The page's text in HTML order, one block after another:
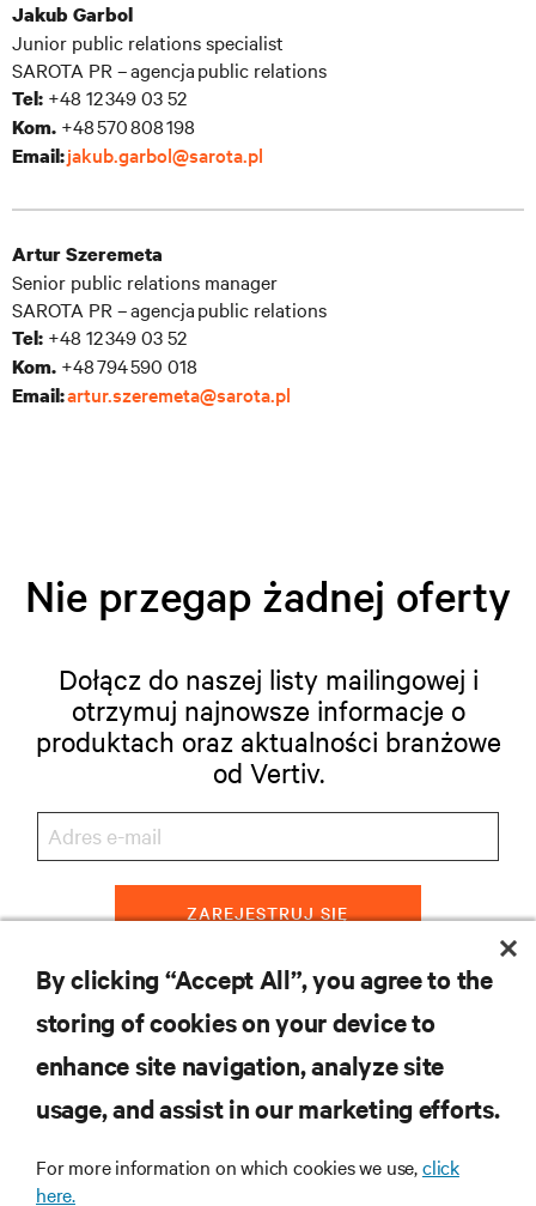
Jakub Garbol
Junior public relations specialist
SAROTA PR – agencja public relations
Tel: +48 12 349 03 52
Kom. +48 570 808 198
Email:jakub.garbol@sarota.pl
Artur Szeremeta
Senior public relations manager
SAROTA PR – agencja public relations
Tel: +48 12 349 03 52
Kom. +48 794 590 018
Email:artur.szeremeta@sarota.pl
Nie przegap żadnej oferty
Dołącz do naszej listy mailingowej i
otrzymuj najnowsze informacje o
produktach oraz aktualności branżowe
od Vertiv.
ZAREJESTRUJ SIĘ
WSPARCIE
O NAS
By clicking “Accept All”, you agree to the
storing of cookies on your device to
enhance site navigation, analyze site
usage, and assist in our marketing efforts.
For more information on which cookies we use,click
here.